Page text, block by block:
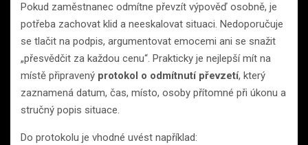
Pokud zaměstnanec odmítne převzít výpověď osobně, je
potřeba zachovat klid a neeskalovat situaci. Nedoporučuje
se tlačit na podpis, argumentovat emocemi ani se snažit
„přesvědčit za každou cenu“. Prakticky je nejlepší mít na
místě připravený protokol o odmítnutí převzetí, který
zaznamená datum, čas, místo, osoby přítomné při úkonu a
stručný popis situace.
Do protokolu je vhodné uvést například: